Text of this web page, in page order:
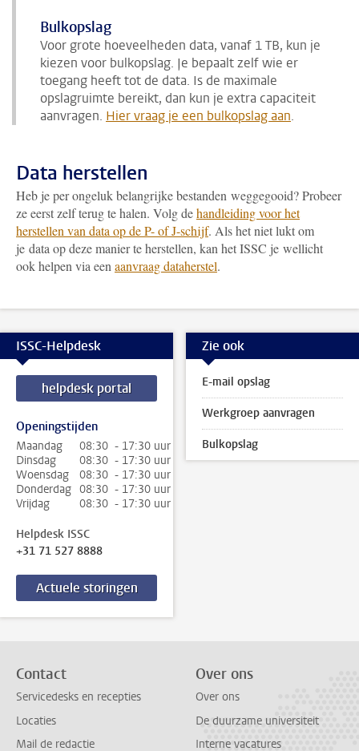
Bulkopslag
Voor grote hoeveelheden data, vanaf 1 TB, kun je
kiezen voor bulkopslag. Je bepaalt zelf wie er
toegang heeft tot de data. Is de maximale
opslagruimte bereikt, dan kun je extra capaciteit
aanvragen. Hier vraag je een bulkopslag aan.
Data herstellen
Heb je per ongeluk belangrijke bestanden weggegooid? Probeer
ze eerst zelf terug te halen. Volg dehandleiding voor het
herstellen van data op de P- of J-schijf. Als het niet lukt om
je data op deze manier te herstellen, kan het ISSC je wellicht
ook helpen via een aanvraag dataherstel.
ISSC-Helpdesk
helpdesk portal
Openingstijden
Maandag
08:30 - 17:30 uur
Dinsdag
08:30 - 17:30 uur
Woensdag
08:30 - 17:30 uur
Donderdag 08:30 - 17:30 uur
Vrijdag
08:30 - 17:30 uur
Helpdesk ISSC
+31 71 527 8888
Actuele storingen
Zie ook
E-mail opslag
Werkgroep aanvragen
Bulkopslag
Contact
Servicedesks en recepties
Locaties
Mail de redactie
Over ons
Over ons
De duurzame universiteit
Interne vacatures